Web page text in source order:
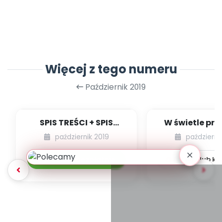
Więcej z tego numeru
Październik 2019
SPIS TREŚCI + SPIS
POMOCY
DYDAKTYCZNYCH
10.217/2019
październik 2019
Pobierz bezpłatnie
W świetle
34] [kącik
Pobierz lub